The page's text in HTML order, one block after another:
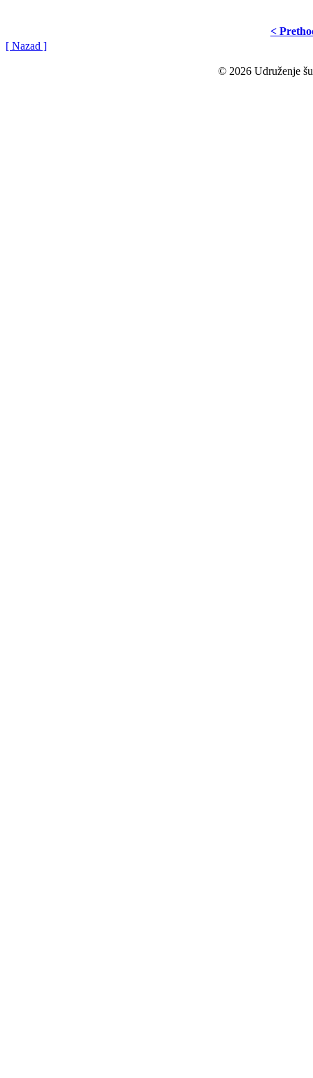
<
[ Nazad ]
© 2026 Udruženje